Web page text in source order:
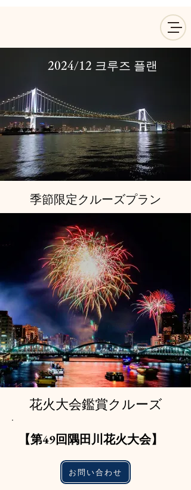
2024/12 크루즈 플랜
季節限定クルーズプラン
花火大会鑑賞クルーズ
​【第49回隅田川花火大会】
お問い合わせ